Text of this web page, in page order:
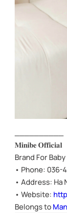
__________
𝐌𝐢𝐧𝐢𝐛𝐞 𝐎𝐟𝐟𝐢𝐜𝐢𝐚𝐥
Brand For
• Phone: 036-
• Address: Ha
• Website:
Belongs to